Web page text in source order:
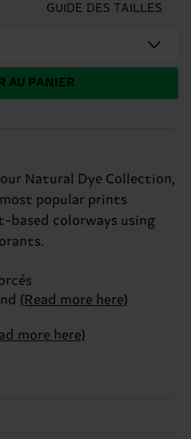
GUIDE DES TAILLES
AU PANIER
Natural Dye Collection,
popular prints
based colorways using
(Read more here)
more here)